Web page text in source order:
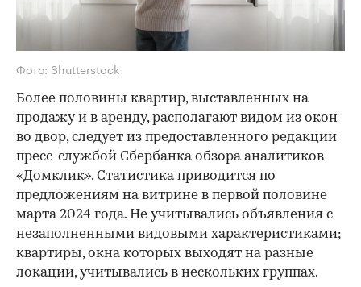
Фото: Shutterstock
Более половины квартир, выставленных на
продажу и в аренду, располагают видом из окон
во двор, следует из предоставленного редакции
пресс-службой Сбербанка обзора аналитиков
«Домклик». Статистика приводится по
предложениям на витрине в первой половине
марта 2024 года. Не учитывались объявления с
незаполненными видовыми характеристиками;
квартиры, окна которых выходят на разные
локации, учитывались в нескольких группах.